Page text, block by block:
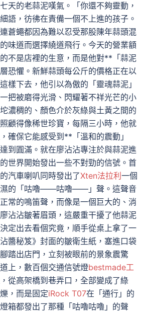
天的老蒜泥嘆氣。「你還不夠靈動，
語，彷彿在責備一個不上進的孩子。
蒼蠅都因為難以忍受那股陳年蒜頭混
味道而選擇繞道飛行。今天的營業額
不是店裡的生意，而是他對**「蒜泥
恐懼。新鮮蒜頭每公斤的價格正在以
樣下去，他引以為傲的「靈魂蒜泥」
把被磨得光滑、閃耀著不祥光芒的小
濃稠的、顏色介於灰綠與土黃之間的
顧得像稀世珍寶，每隔三小時，他就
確保它能感受到**「溫和的震動」
到圓滿。就在廖沾沾專注於與蒜泥進
世界開始發出一些不對勁的信號。首
汽車喇叭同時發出了Xten法拉利 一個
濕的「咕嚕——咕嚕——」聲。這聲音
常的鳴笛聲，而像是一個巨大的、消
沾沾皺著眉頭，這嚴重干擾了他蒜泥
定出去看個究竟，順手從桌上拿了一
醬秘笈》封面的皺衛生紙，塞進口袋
踏出店門，立刻被眼前的景象震驚
上，數百個交通信號燈bestmade工
從高架橋到巷弄口，全部變成了綠
，而是固定iRock T07在「通行」的
箱都發出了那種「咕嚕咕嚕」的聲